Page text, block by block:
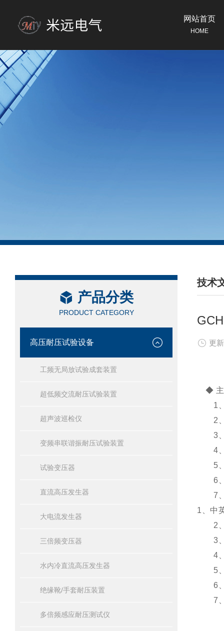
网站首页
HOME
产品分类
PRODUCT CATEGORY
高压耐压试验设备
工频无局放试验成套装置
超低频交流耐压试验装置
超声波巡检仪
变频串联谐振耐压试验装置
试验变压器
直流高压发生器
大电流发生器
三倍频变压器
水内冷直流高压发生器
绝缘靴/手套耐压装置
多倍频感应耐压测试仪
技术
/
更
◆ 主
1、
2、
3、
4、
5、
6、*
7、
1、中
2、
3、
4、
5、
6、*
7、